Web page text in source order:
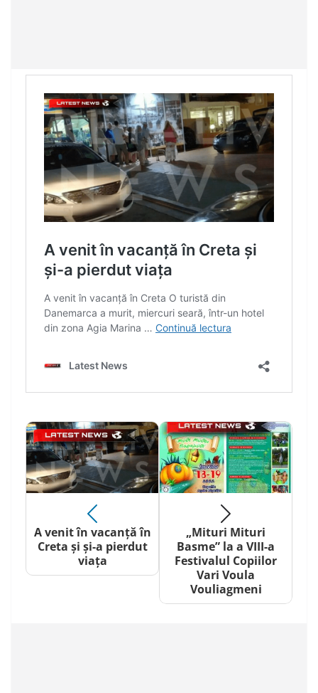
A venit în vacanță în
Creta și și-a pierdut
viața
„Mituri Mituri
Basme” la a VIII-a
Festivalul Copiilor
Vari Voula
Vouliagmeni